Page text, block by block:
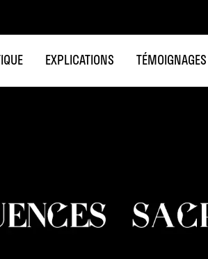
EXPLICATIONS TÉMOIGNAGES